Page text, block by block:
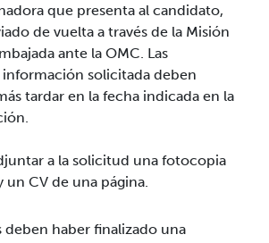
que presenta al candidato,
de vuelta a través de la Misión
ante la OMC. Las
solicitada deben
tardar en la fecha indicada en la
a la solicitud una fotocopia
un CV de una página.
deben haber finalizado una